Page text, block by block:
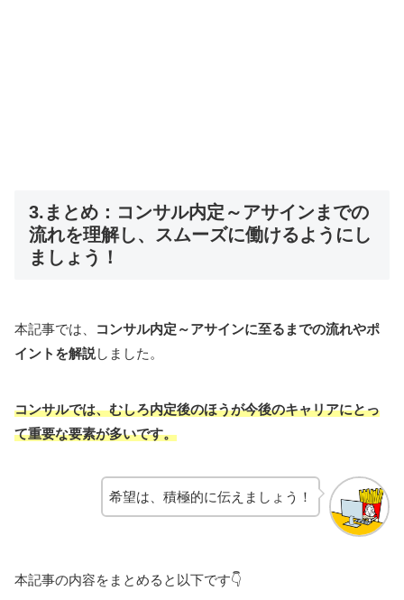
3.まとめ： コンサル内定～アサイン までの
流れを理解し、スムーズに働けるようにし
ましょう！
本記事では、
コンサル内定～アサインに至るまでの流れやポ
イントを解説しました。
コンサルでは、むしろ内定後のほうが今後のキャリアにとっ
て重要な要素が多いです。
希望は、積極的に伝えましょう！
本記事の内容をまとめると以下です👇